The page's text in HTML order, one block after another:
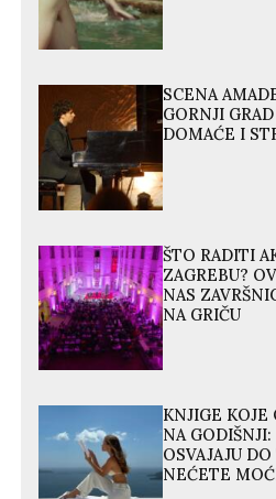
SCENA
GORNJI
DOMAĆE I
ŠTO RADITI
ZAGREBU?
NAS
NA GRIČU
KNJIGE
NA
OSVAJAJU
NEĆETE